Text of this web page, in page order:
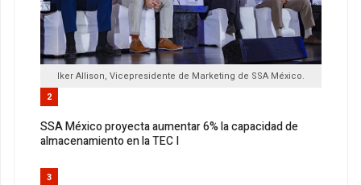
Iker Allison, Vicepresidente de Marketing de SSA México.
2
SSA México proyecta aumentar 6% la capacidad de
almacenamiento en la TEC I
3